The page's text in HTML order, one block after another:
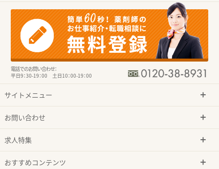
電話でのお問い合わせ：
平日9：30-19：00 土日10：00-19：00
サイトメニュー
お問い合わせ
求人特集
おすすめコンテンツ